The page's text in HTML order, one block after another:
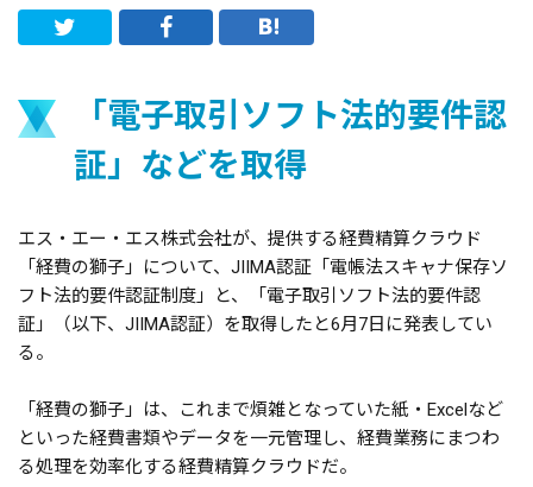
「電子取引ソフト法的要件認
証」などを取得
エス・エー・エス株式会社が、提供する経費精算クラウド
「経費の獅子」について、JIIMA認証「電帳法スキャナ保存ソ
フト法的要件認証制度」と、「電子取引ソフト法的要件認
証」（以下、JIIMA認証）を取得したと6月7日に発表してい
る。
「経費の獅子」は、これまで煩雑となっていた紙・Excelなど
といった経費書類やデータを一元管理し、経費業務にまつわ
る処理を効率化する経費精算クラウドだ。